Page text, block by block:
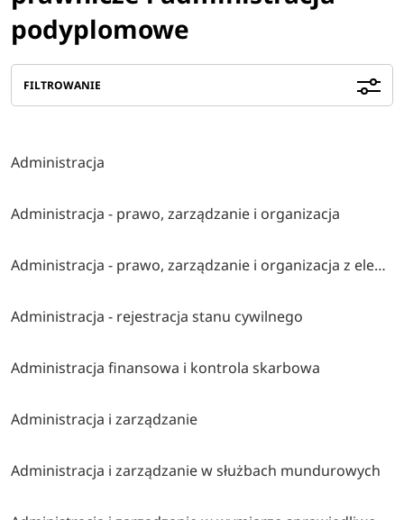
podyplomowe
FILTROWANIE
Administracja
Administracja - prawo, zarządzanie i organizacja
Administracja - prawo, zarządzanie i organizacja z elementami ai
Administracja - rejestracja stanu cywilnego
Administracja finansowa i kontrola skarbowa
Administracja i zarządzanie
Administracja i zarządzanie w służbach mundurowych